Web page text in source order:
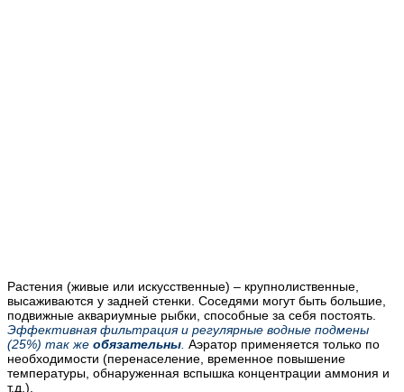
Растения (живые или искусственные) – крупнолиственные,
высаживаются у задней стенки. Соседями могут быть большие,
подвижные аквариумные рыбки, способные за себя постоять.
Эффективная фильтрация и регулярные водные подмены
(25%) так же обязательны Аэратор применяется только по
необходимости (перенаселение, временное повышение
температуры, обнаруженная вспышка концентрации аммония и
т.д.).